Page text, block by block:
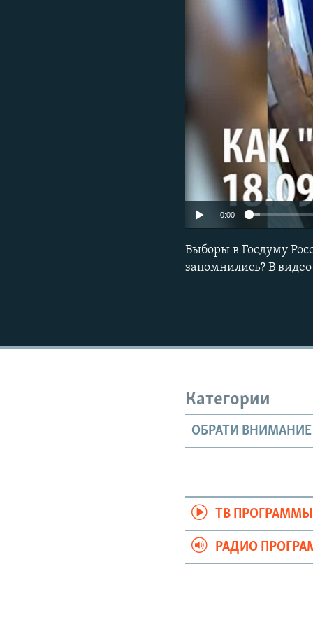
0:00
Выборы в Госдуму
запомнились? В
Категории
ОБРАТИ ВНИМАНИЕ
ТВ ПРОГРАММЫ
РАДИО